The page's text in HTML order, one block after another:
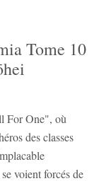
Tome 10
For One", où
des classes
voient forcés de